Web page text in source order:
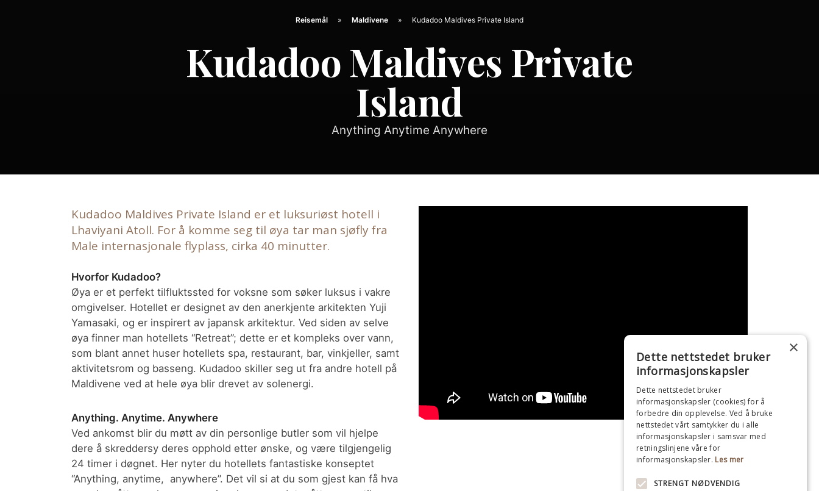
Reisemål Maldivene Kudadoo Maldives Private Island
Kudadoo Maldives Private
Island
Anything Anytime Anywhere
Kudadoo Maldives Private Island er et luksuriøst hotell i
Lhaviyani Atoll. For å komme seg til øya tar man sjøfly fra
Male internasjonale flyplass, cirka 40 minutter.
Hvorfor Kudadoo?
Øya er et perfekt tilfluktssted for voksne som søker luksus i vakre
omgivelser. Hotellet er designet av den anerkjente arkitekten Yuji
Yamasaki, og er inspirert av japansk arkitektur. Ved siden av selve
øya finner man hotellets “Retreat”; dette er et kompleks over vann,
som blant annet huser hotellets spa, restaurant, bar, vinkjeller, samt
aktivitetsrom og basseng. Kudadoo skiller seg ut fra andre hotell på
Maldivene ved at hele øya blir drevet av solenergi.
Anything. Anytime. Anywhere
Ved ankomst blir du møtt av din personlige butler som vil hjelpe
dere å skreddersy deres opphold etter ønske, og være tilgjengelig
24 timer i døgnet. Her nyter du hotellets fantastiske konseptet
“Anything, anytime, anywhere”. Det vil si at du som gjest kan få hva
×
Dette nettstedet bruker
informasjonskapsler
Dette nettstedet bruker
informasjonskapsler (cookies) for å
forbedre din opplevelse. Ved å bruke
nettstedet vårt samtykker du i alle
informasjonskapsler i samsvar med
retningslinjene våre for
informasjonskapsler. Les mer
STRENGT NØDVENDIG